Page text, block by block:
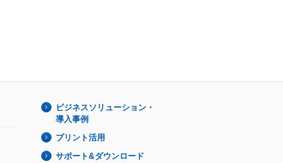
ビジネスソリューション・
導入事例
プリント活用
サポート&ダウンロード